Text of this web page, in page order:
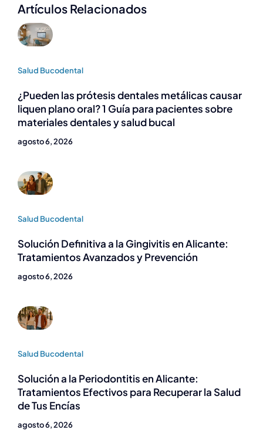
Artículos Relacionados
Salud Bucodental
¿Pueden las prótesis dentales metálicas causar
liquen plano oral? 1 Guía para pacientes sobre
materiales dentales y salud bucal
agosto 6, 2026
Salud Bucodental
Solución Definitiva a la Gingivitis en Alicante:
Tratamientos Avanzados y Prevención
agosto 6, 2026
Salud Bucodental
Solución a la Periodontitis en Alicante:
Tratamientos Efectivos para Recuperar la Salud
de Tus Encías
agosto 6, 2026